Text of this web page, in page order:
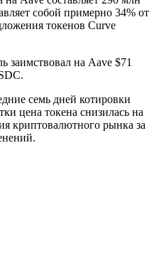
собой примерно 34% от
токенов Curve
заимствовал на Aave $71
семь дней котировки
цена токена снизилась на
криптовалютного рынка за